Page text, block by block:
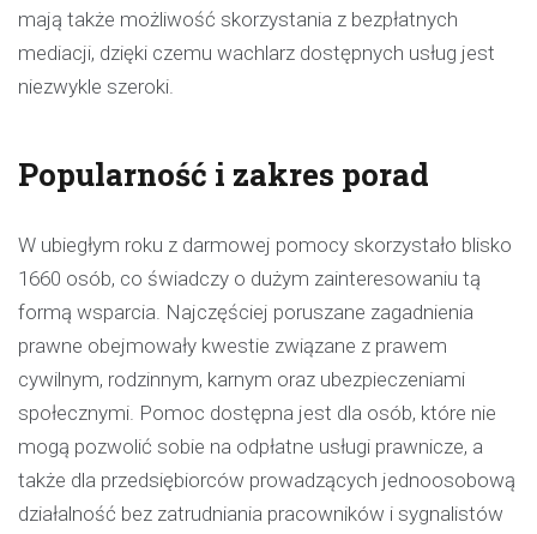
mają także możliwość skorzystania z bezpłatnych
mediacji, dzięki czemu wachlarz dostępnych usług jest
niezwykle szeroki.
Popularność i zakres porad
W ubiegłym roku z darmowej pomocy skorzystało blisko
1660 osób, co świadczy o dużym zainteresowaniu tą
formą wsparcia. Najczęściej poruszane zagadnienia
prawne obejmowały kwestie związane z prawem
cywilnym, rodzinnym, karnym oraz ubezpieczeniami
społecznymi. Pomoc dostępna jest dla osób, które nie
mogą pozwolić sobie na odpłatne usługi prawnicze, a
także dla przedsiębiorców prowadzących jednoosobową
działalność bez zatrudniania pracowników i sygnalistów